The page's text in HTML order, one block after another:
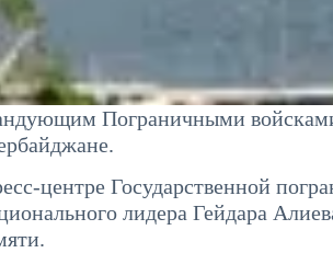
Пограничными
центре Государственной
лидера Гейдара